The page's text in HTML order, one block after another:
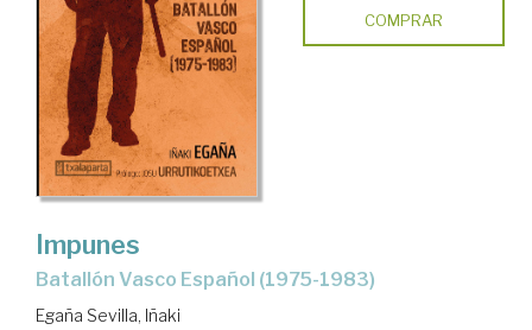
COMPRAR
Impunes
Batallón Vasco Español (1975-1983)
Egaña Sevilla, Iñaki